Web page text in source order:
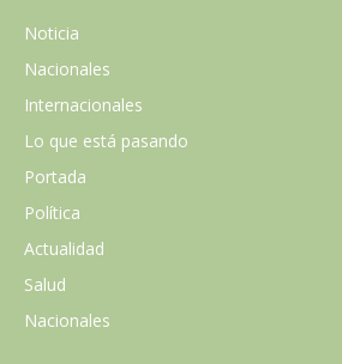
Noticia
Nacionales
Internacionales
Lo que está pasando
Portada
Política
Actualidad
Salud
Nacionales